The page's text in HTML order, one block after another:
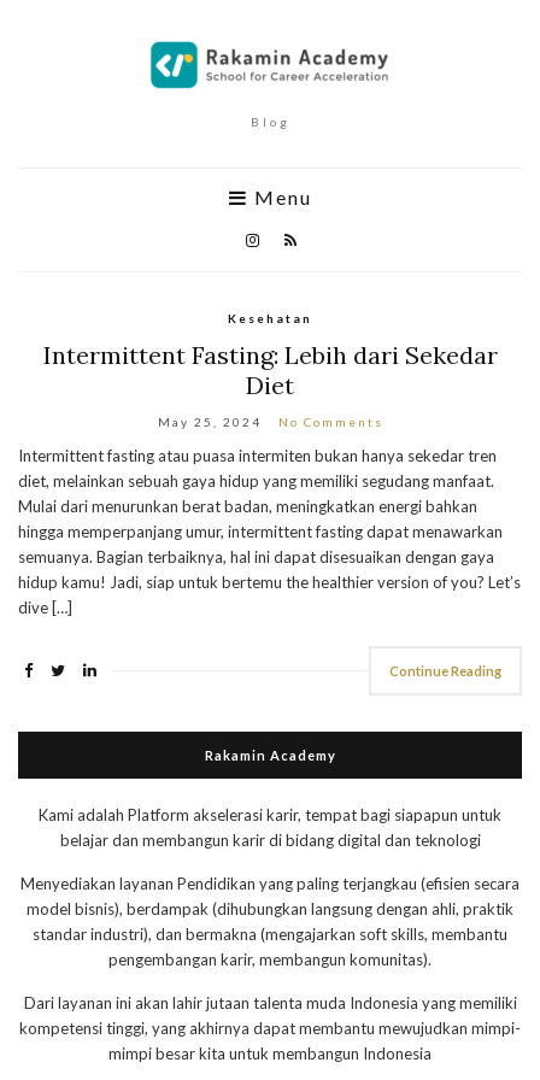
Blog
Menu
Kesehatan
Intermittent Fasting: Lebih dari Sekedar
Diet
May 25, 2024 No Comments
Intermittent fasting atau puasa intermiten bukan hanya sekedar tren
diet, melainkan sebuah gaya hidup yang memiliki segudang manfaat.
Mulai dari menurunkan berat badan, meningkatkan energi bahkan
hingga memperpanjang umur, intermittent fasting dapat menawarkan
semuanya. Bagian terbaiknya, hal ini dapat disesuaikan dengan gaya
hidup kamu! Jadi, siap untuk bertemu the healthier version of you? Let’s
dive […]
Continue Reading
Rakamin Academy
Kami adalah Platform akselerasi karir, tempat bagi siapapun untuk
belajar dan membangun karir di bidang digital dan teknologi
Menyediakan layanan Pendidikan yang paling terjangkau (efisien secara
model bisnis), berdampak (dihubungkan langsung dengan ahli, praktik
standar industri), dan bermakna (mengajarkan soft skills, membantu
pengembangan karir, membangun komunitas).
Dari layanan ini akan lahir jutaan talenta muda Indonesia yang memiliki
kompetensi tinggi, yang akhirnya dapat membantu mewujudkan mimpi-
mimpi besar kita untuk membangun Indonesia